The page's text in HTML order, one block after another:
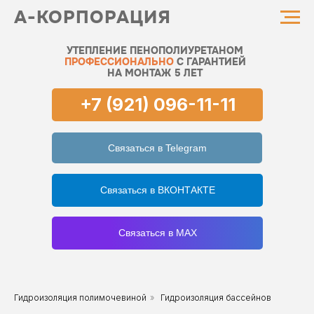
А-КОРПОРАЦИЯ
+7 (921) 096-11-11
Связаться в Telegram
УТЕПЛЕНИЕ ПЕНОПОЛИУРЕТАНОМ
ПРОФЕССИОНАЛЬНОС ГАРАНТИЕЙ
НА МОНТАЖ 5 ЛЕТ
Связаться в MAX
Связаться в ВКОНТАКТЕ
Гидроизоляция полимочевиной » Гидроизоляция бассейнов